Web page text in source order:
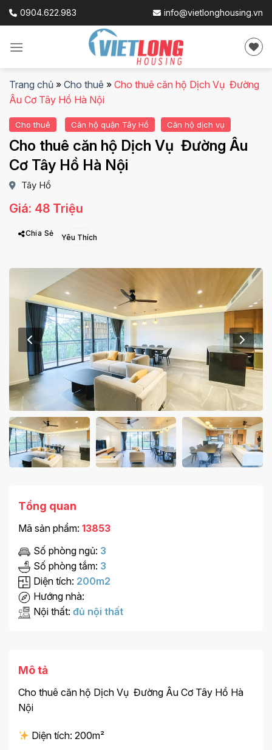
Skip
0904.622.983 info@vietlonghousing.vn
Trang chủ » Cho thuê » Cho thuê căn hộ Dịch Vụ Đường
Âu Cơ Tây Hồ Hà Nội
Cho thuê Căn hộ quận Tây Hồ Căn hộ dịch vụ
Cho thuê căn hộ Dịch Vụ Đường Âu
Cơ Tây Hồ Hà Nội
Tây Hồ
Giá: 48 Triệu
Chia Sẻ
Tổng quan
Mã sản phẩm: 13853
Số phòng ngủ: 3
Số phòng tắm: 3
Diện tích: 200m2
Hướng nhà:
Nội thất: đủ nội thất
Mô tả
Cho thuê căn hộ Dịch Vụ Đường Âu Cơ Tây Hồ Hà
Nội
Diện tích: 200m²